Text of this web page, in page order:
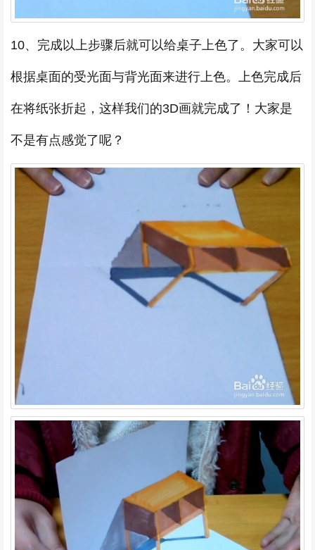
10、完成以上步骤后就可以给桌子上色了。大家可以
根据桌面的受光面与背光面来进行上色。上色完成后
在将纸张折起，这样我们的3D画就完成了！大家是
不是有点感觉了呢？